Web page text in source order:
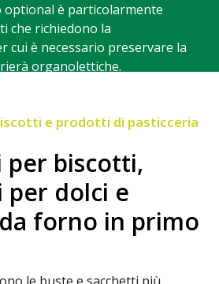
optional è particolarmente
che richiedono la
cui è necessario preservare la
organolettiche.
e prodotti di pasticceria
per biscotti,
per dolci e
forno in primo